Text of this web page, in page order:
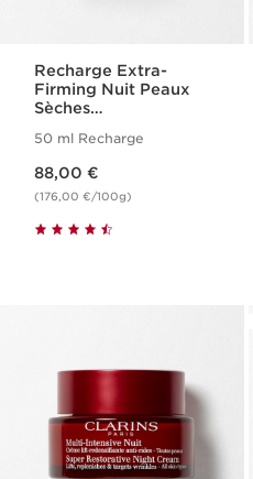
Recharge Extra-
Firming Nuit Peaux
Sèches
Technology
50 ml Recharge
88,00 €
(176,00 €/100g)